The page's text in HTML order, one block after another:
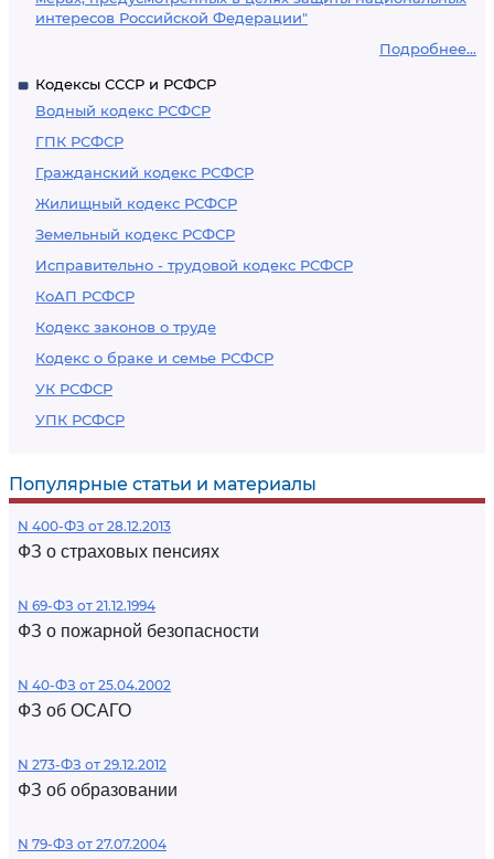
интересов Российской Федерации"
Подробнее...
Кодексы СССР и РСФСР
Водный кодекс РСФСР
ГПК РСФСР
Гражданский кодекс РСФСР
Жилищный кодекс РСФСР
Земельный кодекс РСФСР
Исправительно - трудовой кодекс РСФСР
КоАП РСФСР
Кодекс законов о труде
Кодекс о браке и семье РСФСР
УК РСФСР
УПК РСФСР
Популярные статьи и материалы
N 400-ФЗ от 28.12.2013
ФЗ о страховых пенсиях
N 69-ФЗ от 21.12.1994
ФЗ о пожарной безопасности
N 40-ФЗ от 25.04.2002
ФЗ об ОСАГО
N 273-ФЗ от 29.12.2012
ФЗ об образовании
N 79-ФЗ от 27.07.2004